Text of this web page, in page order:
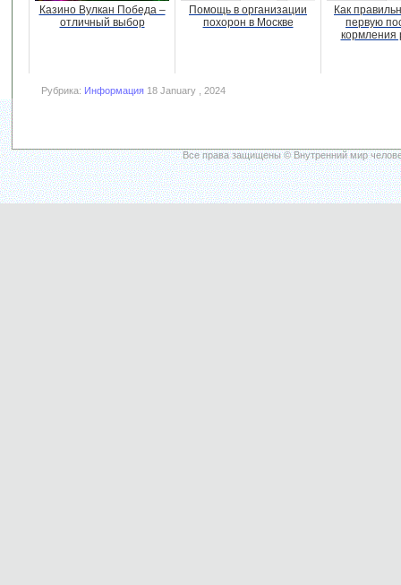
Казино Вулкан Победа –
отличный выбор
Помощь в организации
похорон в Москве
Как
первую
кормления
Рубрика: Информация 18 January , 2024
Все права защищены © Внутренний мир